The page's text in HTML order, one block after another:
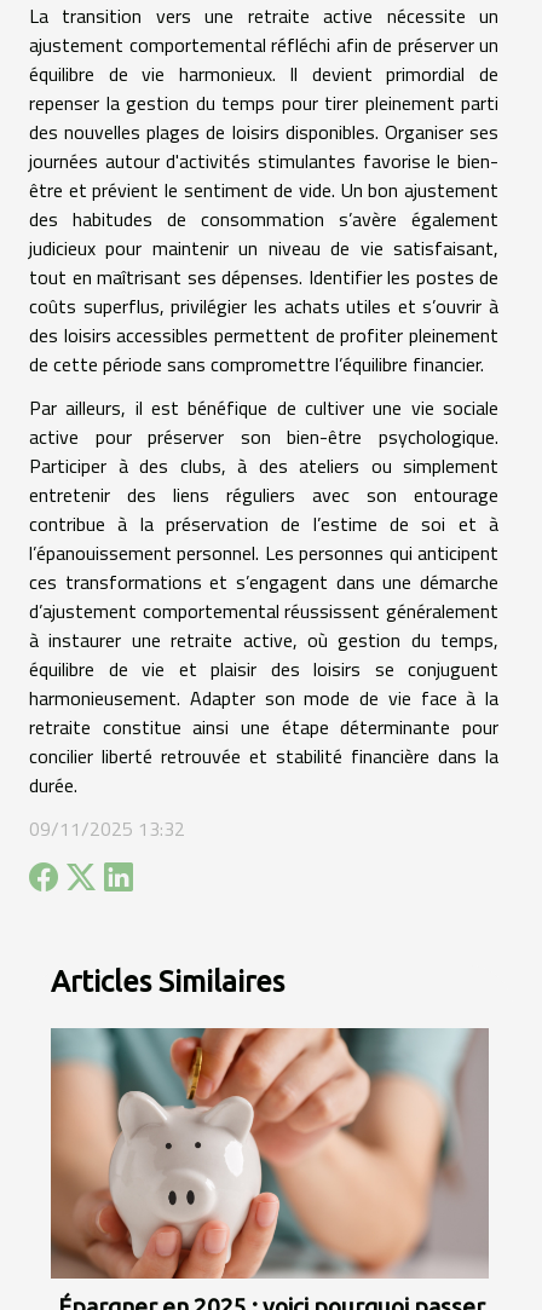
La transition vers une retraite active nécessite un
ajustement comportemental réfléchi afin de préserver un
équilibre de vie harmonieux. Il devient primordial de
repenser la gestion du temps pour tirer pleinement parti
des nouvelles plages de loisirs disponibles. Organiser ses
journées autour d'activités stimulantes favorise le bien-
être et prévient le sentiment de vide. Un bon ajustement
des habitudes de consommation s’avère également
judicieux pour maintenir un niveau de vie satisfaisant,
tout en maîtrisant ses dépenses. Identifier les postes de
coûts superflus, privilégier les achats utiles et s’ouvrir à
des loisirs accessibles permettent de profiter pleinement
de cette période sans compromettre l’équilibre financier.
Par ailleurs, il est bénéfique de cultiver une vie sociale
active pour préserver son bien-être psychologique.
Participer à des clubs, à des ateliers ou simplement
entretenir des liens réguliers avec son entourage
contribue à la préservation de l’estime de soi et à
l’épanouissement personnel. Les personnes qui anticipent
ces transformations et s’engagent dans une démarche
d’ajustement comportemental réussissent généralement
à instaurer une retraite active, où gestion du temps,
équilibre de vie et plaisir des loisirs se conjuguent
harmonieusement. Adapter son mode de vie face à la
retraite constitue ainsi une étape déterminante pour
concilier liberté retrouvée et stabilité financière dans la
durée.
09/11/2025 13:32
Articles Similaires